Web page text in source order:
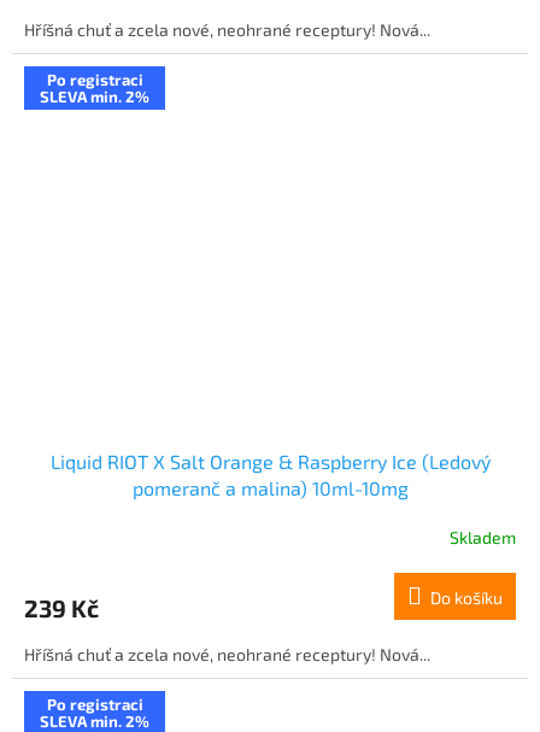
Hříšná chuť a zcela nové, neohrané receptury! Nová...
Po registraci
SLEVA min. 2%
Liquid RIOT X Salt Orange & Raspberry Ice (Ledový
pomeranč a malina) 10ml-10mg
Skladem
239 Kč Do košíku
Hříšná chuť a zcela nové, neohrané receptury! Nová...
Po registraci
SLEVA min. 2%